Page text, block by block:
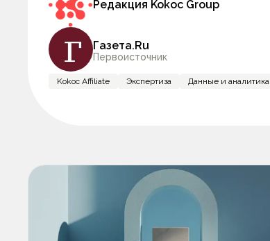
Редакция Kokoc Group
Газета.Ru
Первоисточник
Kokoc Affiliate Экспертиза Данные и аналитика